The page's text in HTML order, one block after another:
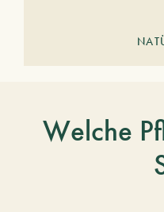
Welche